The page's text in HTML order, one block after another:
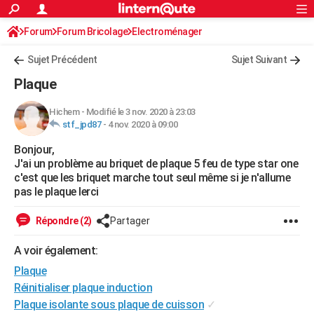
ACTUALITÉS
Politique
Société
Faits Divers
Education
Monde
Villes
+
FINANCE
Retraite
Impôts
Epargne
Immobilier
Risques naturels par ville
Banque
Assurance
Crédit
AUTO
Essais
Réserver un essai
Citadines
Berlines
SUV
Forum auto
+HIGH-TECH
Mobiles
Meilleur smartphone
Internet
Ordinateurs
Jeux vidéo
Guide high-tech
+BRICOLAGE
Forum
Aménagement intérieur
Extérieur
Cuisine
Salle de bains
Jardinage
Rangement
WEEK-END
LIFESTYLE
Art de vivre
Bien-être
Loisirs
Mode
Modes de vie
SANTE
Alimentation
Guide de la santé
Maladies
Médicaments
Sommeil
VOYAGE
S'inscrire
Connexion
Forum Forum Bricolage Electroménager
Sujet Précédent Sujet Suivant
Plaque
Hichem- Modifié le 3 nov. 2020 à 23:03
stf_jpd87- 4 nov. 2020 à 09:00
Bonjour,
J'ai un problème au briquet de plaque 5 feu de type star one
c'est que les briquet marche tout seul même si je n'allume
pas le plaque lerci
Répondre (2) Partager
A voir également:
Plaque
Réinitialiser plaque induction
Plaque isolante sous plaque de cuisson ✓